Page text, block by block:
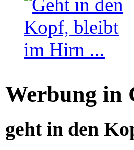
Werbung in
geht in den